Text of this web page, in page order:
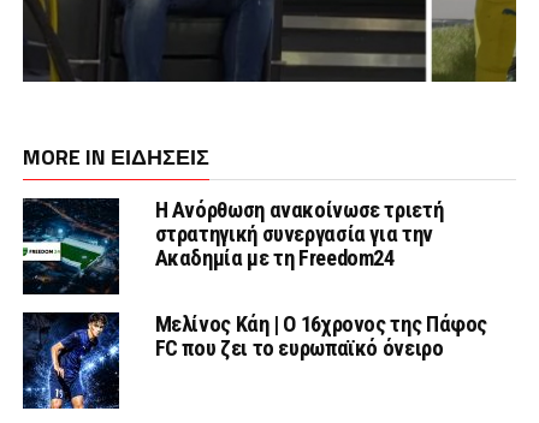
MORE IN ΕΙΔΗΣΕΙΣ
Η Ανόρθωση ανακοίνωσε τριετή
στρατηγική συνεργασία για την
Ακαδημία με τη Freedom24
Μελίνος Κάη | Ο 16χρονος της Πάφος
FC που ζει το ευρωπαϊκό όνειρο